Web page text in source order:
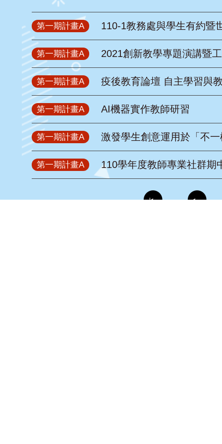
第一期計畫A 110-1教務處與學生有約暨
第一期計畫A 2021創新教學專題演講暨
第一期計畫A 疫後教育論壇 自主學習與
第一期計畫A AI機器實作教師研習
第一期計畫A 激發學生創意運用於「不
第一期計畫A 110學年度教師專業社群期